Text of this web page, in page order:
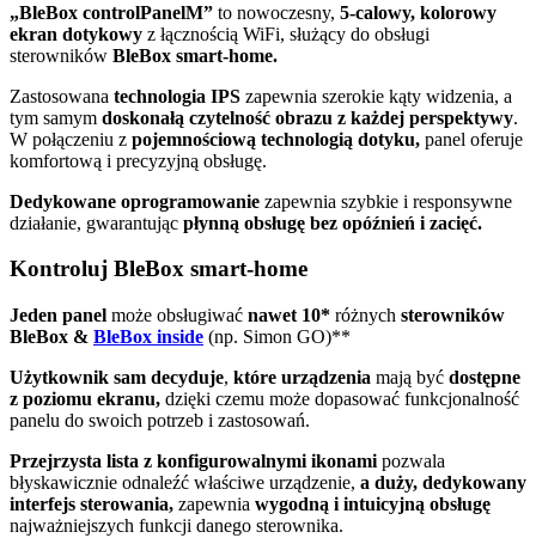
„BleBox controlPanelM” to nowoczesny, 5-calowy, kolorowy
ekran dotykowy z łącznością WiFi, służący do obsługi
sterowników BleBox smart-home.
Zastosowana technologia IPS zapewnia szerokie kąty widzenia, a
tym samym doskonałą czytelność obrazu z każdej perspektywy.
W połączeniu z pojemnościową technologią dotyku, panel oferuje
komfortową i precyzyjną obsługę.
Dedykowane oprogramowanie zapewnia szybkie i responsywne
działanie, gwarantując płynną obsługę bez opóźnień i zacięć.
Kontroluj BleBox smart-home
Jeden panel może obsługiwać nawet 10* różnych sterowników
BleBox & BleBox inside (np. Simon GO)**
Użytkownik sam decyduje, które urządzenia mają być dostępne
z poziomu ekranu, dzięki czemu może dopasować funkcjonalność
panelu do swoich potrzeb i zastosowań.
Przejrzysta lista z konfigurowalnymi ikonami pozwala
błyskawicznie odnaleźć właściwe urządzenie, a duży, dedykowany
interfejs sterowania, zapewnia wygodną i intuicyjną obsługę
najważniejszych funkcji danego sterownika.